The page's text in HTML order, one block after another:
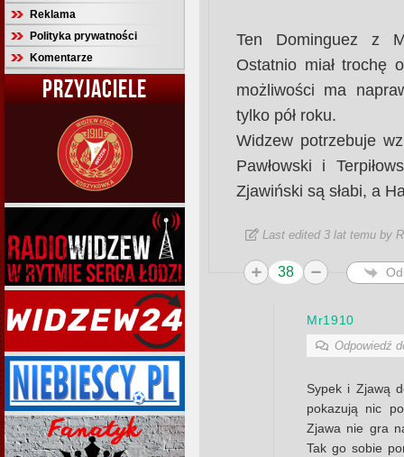
Reklama
Polityka prywatności
Komentarze
PRZYJACIELE
Ten Dominguez z
Ostatnio miał trochę
możliwości ma
tylko pół roku.
Widzew potrzebuje
Pawłowski i
Zjawiński są słabi, a
Last edited 3 lat temu by
38
Mr1910
Odpowiedź
Sypek i Zjawą
pokazują nic
Zjawa nie gra
Tak go sobie